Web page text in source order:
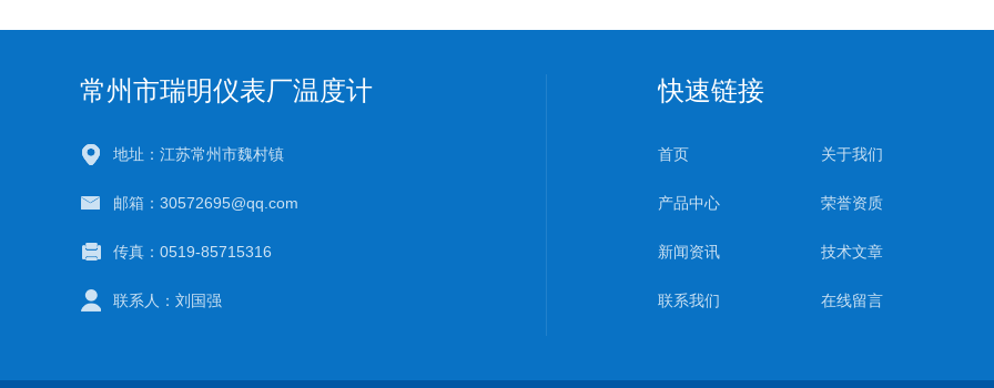
常州市瑞明仪表厂温度计
地址：江苏常州市魏村镇
邮箱：30572695@qq.com
传真：0519-85715316
联系人：刘国强
快速链接
首页 关于我们
产品中心 荣誉资质
新闻资讯 技术文章
联系我们 在线留言